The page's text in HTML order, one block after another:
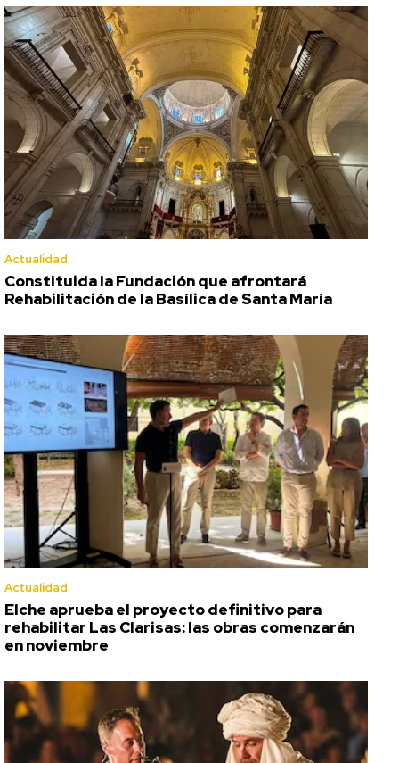
Actualidad
Constituida la Fundación que afrontará
Rehabilitación de la Basílica de Santa María
Actualidad
Elche aprueba el proyecto definitivo para
rehabilitar Las Clarisas: las obras comenzarán
en noviembre